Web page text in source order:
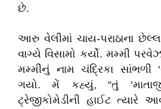
છે.
આરુ વેલીમાં ચાય-પરાઠાના
વાગ્યે વિસામો કર્યો. મમ્મી
મમ્મીનું નામ ચંદ્રિકા સાંભળી
ગયો. મેં કહ્યું, “તું
ટ્રેજીકોમેડીની હાઈટ ત્યારે